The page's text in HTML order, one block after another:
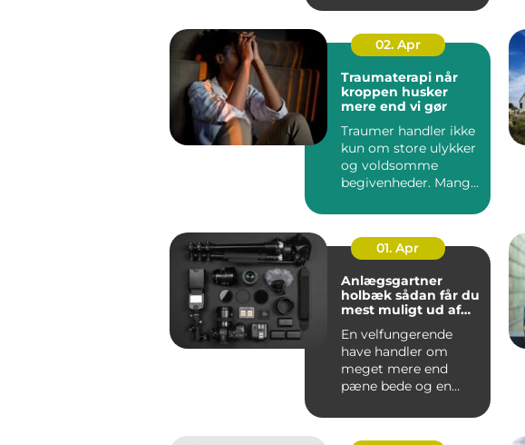
sam...
02. Apr
Traumaterapi når
kroppen husker
mere end vi gør
Traumer handler ikke
kun om store ulykker
og voldsomme
begivenheder. Mange
rundt på ...
01. Apr
Anlægsgartner
holbæk sådan får du
mest muligt ud af
En velfungerende
have handler om
meget mere end
pæne bede og en
En gennemtænkt lø...